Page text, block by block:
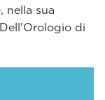
nella sua
di